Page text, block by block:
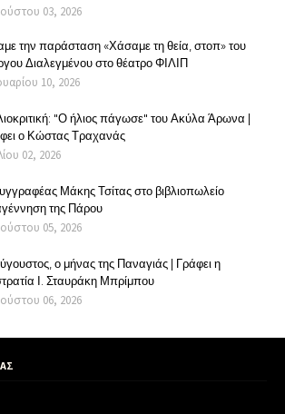
03, 2026
την παράσταση «Χάσαμε τη θεία, στοπ» του
Διαλεγμένου στο θέατρο ΦΙΛΙΠ
10, 2026
"Ο ήλιος πάγωσε" του Ακύλα Άρωνα |
ο Κώστας Τραχανάς
02, 2026
Μάκης Τσίτας στο βιβλιοπωλείο
της Πάρου
05, 2026
ο μήνας της Παναγιάς | Γράφει η
Ι. Σταυράκη Μπρίμπου
06, 2026